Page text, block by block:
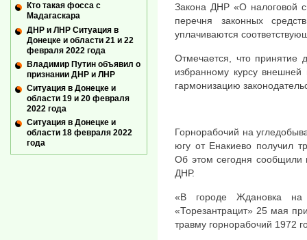
Закона ДНР «О налоговой
перечня законных
уплачиваются
Отмечается, что принятие
избранному курсу внешней
гармонизацию
Горнорабочий на
югу от Енакиево получил
Об этом сегодня сообщили
ДНР.
«В городе Ждановка
«Торезантрацит» 25 мая
травму горнорабочий 1972
Кто такая фосса с
Мадагаскара
ДНР и ЛНР Ситуация в
Донецке и области 21 и 22
февраля 2022 года
Владимир Путин объявил о
признании ДНР и ЛНР
Ситуация в Донецке и
области 19 и 20 февраля
2022 года
Ситуация в Донецке и
области 18 февраля 2022
года